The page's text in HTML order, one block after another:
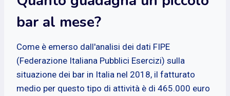
bar al mese?
Come è emerso dall'analisi dei dati FIPE
(Federazione Italiana Pubblici Esercizi) sulla
situazione dei bar in Italia nel 2018, il fatturato
medio per questo tipo di attività è di 465.000 euro